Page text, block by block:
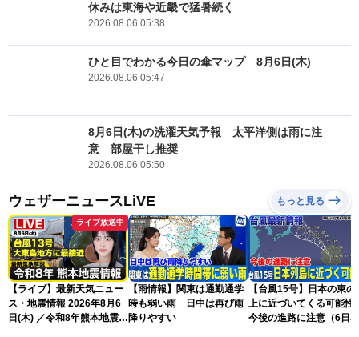
休みは東海や近畿で猛暑続く
2026.08.06 05:38
ひと目でわかる今日の傘マップ 8月6日(木)
2026.08.06 05:47
8月6日(木)の洗濯天気予報 太平洋側は雨に注
意 部屋干し推奨
2026.08.06 05:50
ウェザーニュースLiVE もっと見る
ライブ放送中
【ライブ】最新天気ニュー
ス・地震情報 2026年8月6
日(木) ／令和8年熊本地震情
【雨情報】関東は通勤通学
時も弱い雨 日中は再び雨
降りやすい
【台風15号】日本の東の
上に近づいてくる可能
今後の進路に注意（6日3